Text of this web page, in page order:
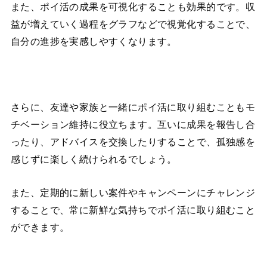
また、ポイ活の成果を可視化することも効果的です。収
益が増えていく過程をグラフなどで視覚化することで、
自分の進捗を実感しやすくなります。
さらに、友達や家族と一緒にポイ活に取り組むこともモ
チベーション維持に役立ちます。互いに成果を報告し合
ったり、アドバイスを交換したりすることで、孤独感を
感じずに楽しく続けられるでしょう。
また、定期的に新しい案件やキャンペーンにチャレンジ
することで、常に新鮮な気持ちでポイ活に取り組むこと
ができます。